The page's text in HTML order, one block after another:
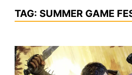
TAG: SUMMER GAME